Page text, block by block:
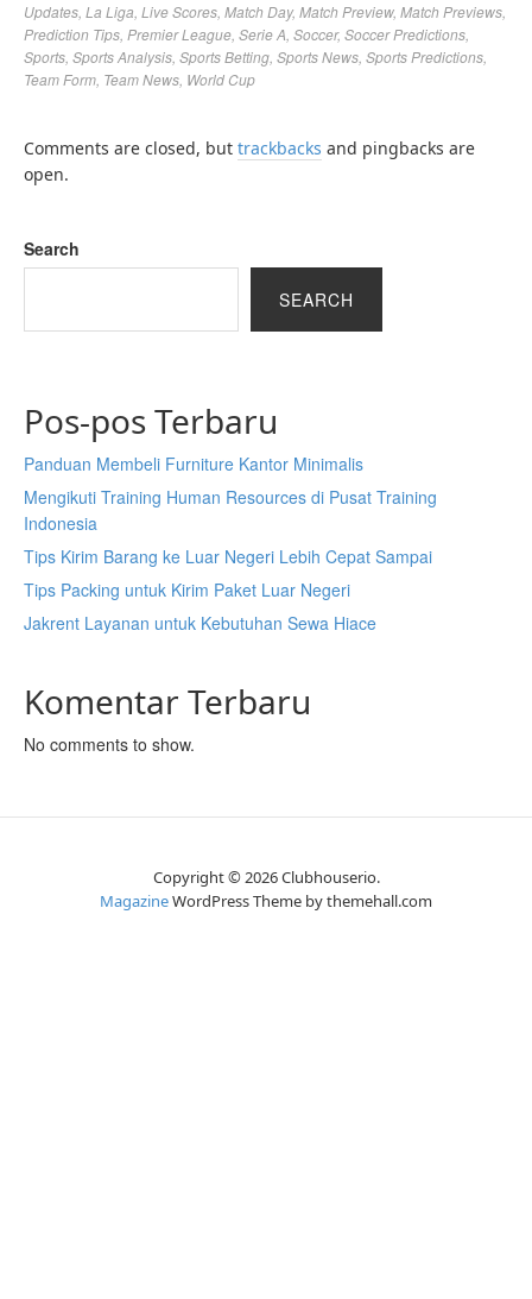
Updates La Liga Live Scores Match Day, Match Preview, Match Previews
Prediction Tips Premier League Serie A Soccer, Soccer Predictions
Sports Sports Analysis Sports Betting Sports News Sports Predictions
Team Form Team News World Cup
Comments are closed, but trackbacks and pingbacks are
open.
Search
SEARCH
Pos-pos Terbaru
Panduan Membeli Furniture Kantor Minimalis
Mengikuti Training Human Resources di Pusat Training
Indonesia
Tips Kirim Barang ke Luar Negeri Lebih Cepat Sampai
Tips Packing untuk Kirim Paket Luar Negeri
Jakrent Layanan untuk Kebutuhan Sewa Hiace
Komentar Terbaru
No comments to show.
Copyright © 2026 Clubhouserio.
MagazineWordPress Theme by themehall.com